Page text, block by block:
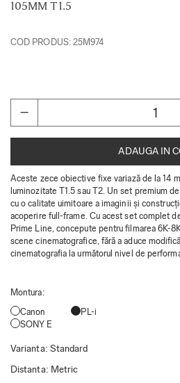
105MM T1.5
COD PRODUS: 25M974
Aceste zece obiective fixe variază de la 14
luminozitate T1.5 sau T2. Un set premium
cu o calitate uimitoare a imaginii și
acoperire full-frame. Cu acest set complet
​​Prime Line, concepute pentru filmarea 6K-
scene cinematografice, fără a aduce
cinematografia la următorul nivel de
Montura:
Canon
PL-i
SONY E
Varianta: Standard
Distanta: Metric
ADAUGA IN